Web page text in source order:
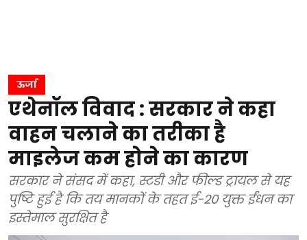
ऊर्जा
एथेनॉल विवाद : सरकार ने कहा
वाहन चलाने का तरीका है
माइलेज कम होने का कारण
सरकार ने संसद में कहा, स्टडी और फील्ड ट्रायल से यह
पुष्टि हुई है कि तय मानकों के तहत ई-20 युक्त ईंधन का
इस्तेमाल सुरक्षित है